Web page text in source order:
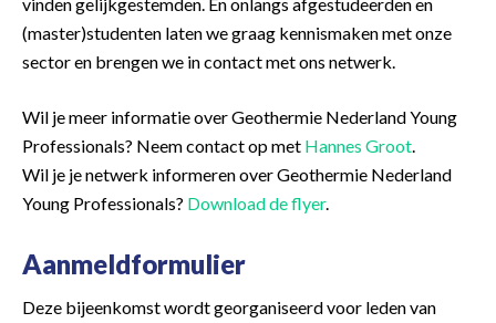
(master)studenten laten we graag kennismaken met onze
sector en brengen we in contact met ons netwerk.
Wil je meer informatie over Geothermie Nederland Young
Professionals? Neem contact op met Hannes Groot
Wil je je netwerk informeren over Geothermie Nederland
Young Professionals? Download de flyer.
Aanmeldformulier
Deze bijeenkomst wordt georganiseerd voor leden van